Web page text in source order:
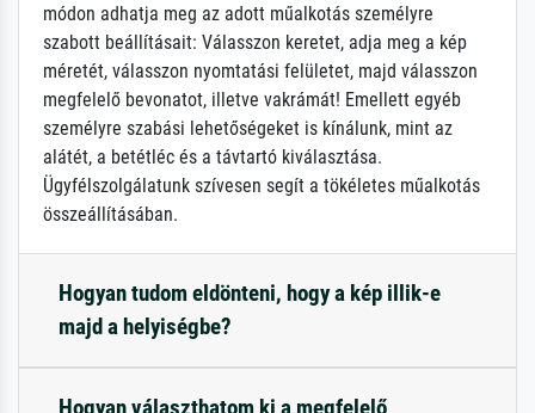
módon adhatja meg az adott műalkotás személyre
szabott beállításait: Válasszon keretet, adja meg a kép
méretét, válasszon nyomtatási felületet, majd válasszon
megfelelő bevonatot, illetve vakrámát! Emellett egyéb
személyre szabási lehetőségeket is kínálunk, mint az
alátét, a betétléc és a távtartó kiválasztása.
Ügyfélszolgálatunk szívesen segít a tökéletes műalkotás
összeállításában.
Hogyan tudom eldönteni, hogy a kép illik-e
majd a helyiségbe?